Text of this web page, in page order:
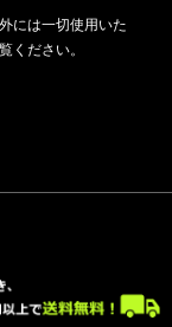
には一切使用いた
ください。